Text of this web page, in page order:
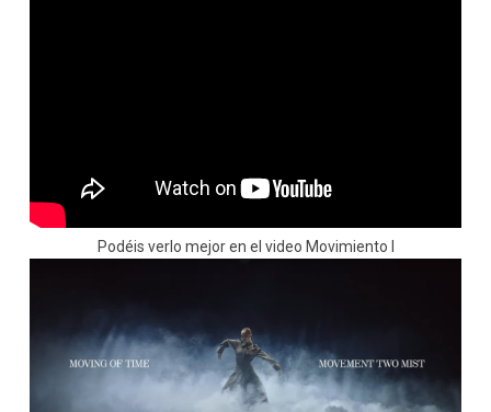
Podéis verlo mejor en el video Movimiento I